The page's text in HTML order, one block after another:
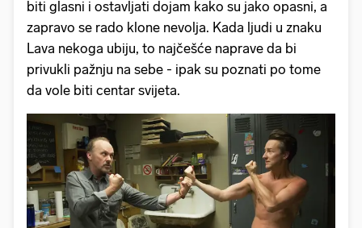
biti glasni i ostavljati dojam kako su jako opasni, a
zapravo se rado klone nevolja. Kada ljudi u znaku
Lava nekoga ubiju, to najčešće naprave da bi
privukli pažnju na sebe - ipak su poznati po tome
da vole biti centar svijeta.